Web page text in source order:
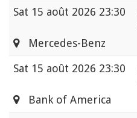
Sat 15 août 2026 23:30
Mercedes-Benz
Sat 15 août 2026 23:30
Bank of America